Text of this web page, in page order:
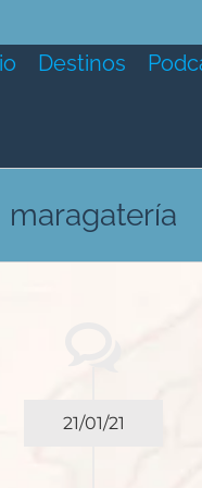
Destinos
maragatería
21/01/21